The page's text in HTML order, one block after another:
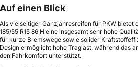
Auf einen Blick
Als vielseitiger Ganzjahresreifen für PKW bietet
185/55 R15 86 H eine insgesamt sehr hohe
für kurze Bremswege sowie solider
Design ermöglicht hohe Traglast, während das
den Fahrkomfort unterstützt.